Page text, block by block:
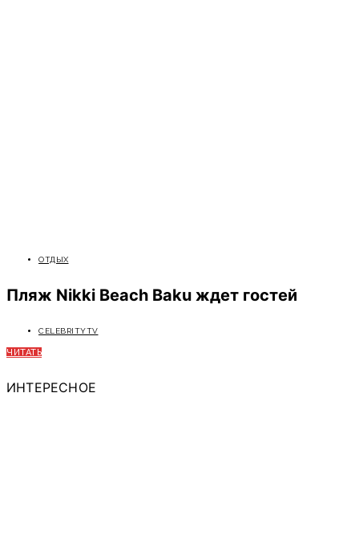
ОТДЫХ
Пляж Nikki Beach Baku ждет гостей
CELEBRITYTV
ЧИТАТЬ
ИНТЕРЕСНОЕ